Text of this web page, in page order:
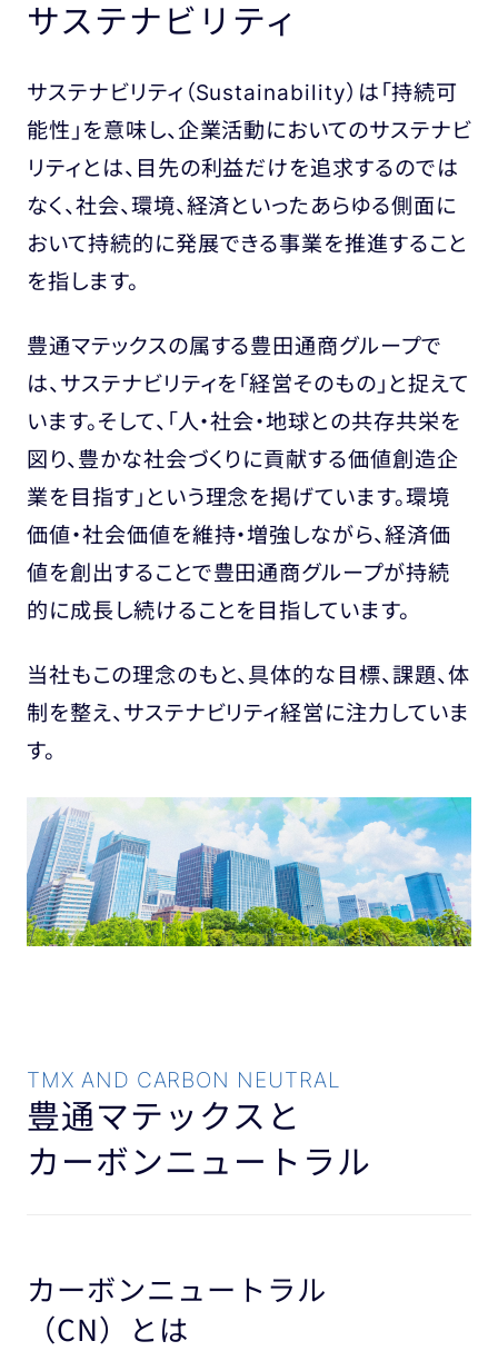
サステナビリティ
サステナビリティ（Sustainability）は「持続可
能性」を意味し、企業活動においてのサステナビ
リティとは、目先の利益だけを追求するのでは
なく、社会、環境、経済といったあらゆる側面に
おいて持続的に発展できる事業を推進すること
を指します。
豊通マテックスの属する豊田通商グループで
は、サステナビリティを「経営そのもの」と捉えて
います。そして、「人・社会・地球との共存共栄を
図り、豊かな社会づくりに貢献する価値創造企
業を目指す」という理念を掲げています。環境
価値・社会価値を維持・増強しながら、経済価
値を創出することで豊田通商グループが持続
的に成長し続けることを目指しています。
当社もこの理念のもと、具体的な目標、課題、体
制を整え、サステナビリティ経営に注力していま
す。
TMX AND CARBON NEUTRAL
豊通マテックスと
カーボンニュートラル
カーボンニュートラル
（CN）とは